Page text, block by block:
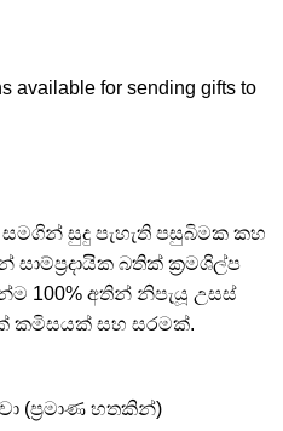
available for sending gifts to
සමගින් සුදු පැහැති පසුබිමක කහ
බතික් ක්‍රමශිල්ප
100% අතින් නිපැයූ උසස්
කමිසයක් සහ සරමක්.
(ප්‍රමාණ හතකින්)